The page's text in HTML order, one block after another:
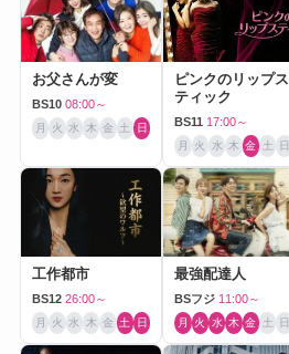
お父さんが変
BS10 08:00～
月 火 水 木 金 土 日
ピンクのリップス
ティック
BS11 17:00～
月 火 水 木 金 土 日
工作都市
BS12 26:00～
月 火 水 木 金 土 日
最強配達人
BSフジ 11:00～
月 火 水 木 金 土 日